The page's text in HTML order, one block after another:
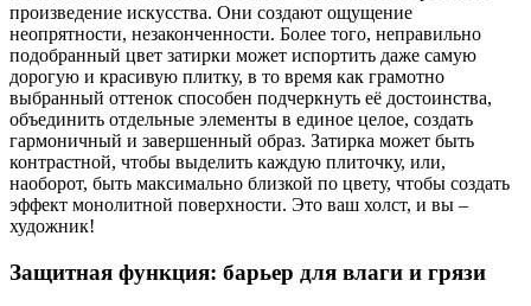
произведение искусства. Они создают ощущение
неопрятности, незаконченности. Более того, неправильно
подобранный цвет затирки может испортить даже самую
дорогую и красивую плитку, в то время как грамотно
выбранный оттенок способен подчеркнуть её достоинства,
объединить отдельные элементы в единое целое, создать
гармоничный и завершенный образ. Затирка может быть
контрастной, чтобы выделить каждую плиточку, или,
наоборот, быть максимально близкой по цвету, чтобы создать
эффект монолитной поверхности. Это ваш холст, и вы –
художник!
Защитная функция: барьер для влаги и грязи